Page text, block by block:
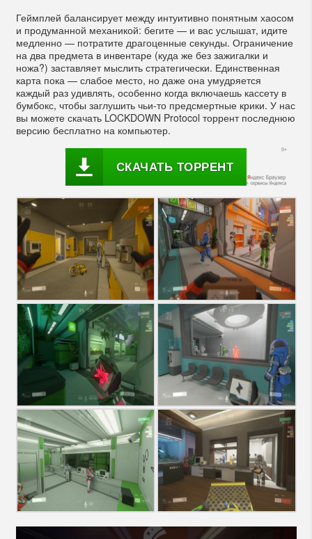
Геймплей балансирует между интуитивно понятным хаосом
и продуманной механикой: бегите — и вас услышат, идите
медленно — потратите драгоценные секунды. Ограничение
на два предмета в инвентаре (куда же без зажигалки и
ножа?) заставляет мыслить стратегически. Единственная
карта пока — слабое место, но даже она умудряется
каждый раз удивлять, особенно когда включаешь кассету в
бумбокс, чтобы заглушить чьи-то предсмертные крики. У нас
вы можете скачать LOCKDOWN Protocol торрент последнюю
версию бесплатно на компьютер.
СКАЧАТЬ ТОРРЕНТ